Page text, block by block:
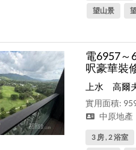
望山景
電6957～
呎豪華裝
上水 高爾
實用面積:
中原地產
3 房 , 2 浴室